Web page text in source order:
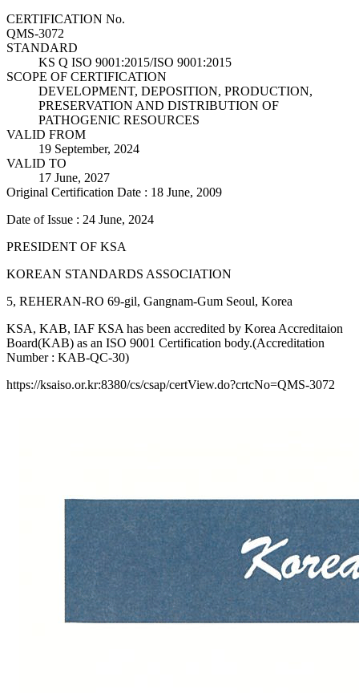
CERTIFICATION No.
QMS-3072
STANDARD
KS Q ISO 9001:2015/ISO 9001:2015
SCOPE OF CERTIFICATION
DEVELOPMENT, DEPOSITION, PRODUCTION,
PRESERVATION AND DISTRIBUTION OF
PATHOGENIC RESOURCES
VALID FROM
19 September, 2024
VALID TO
17 June, 2027
Original Certification Date : 18 June, 2009
Date of Issue : 24 June, 2024
PRESIDENT OF KSA
KOREAN STANDARDS ASSOCIATION
5, REHERAN-RO 69-gil, Gangnam-Gum Seoul, Korea
KSA, KAB, IAF KSA has been accredited by Korea Accreditaion
Board(KAB) as an ISO 9001 Certification body.(Accreditation
Number : KAB-QC-30)
https://ksaiso.or.kr:8380/cs/csap/certView.do?crtcNo=QMS-3072